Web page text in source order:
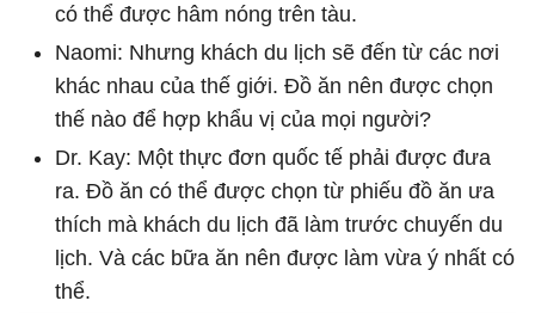
có thể được hâm nóng trên tàu.
Naomi: Nhưng khách du lịch sẽ đến từ các nơi
khác nhau của thế giới. Đồ ăn nên được chọn
thế nào để hợp khẩu vị của mọi người?
Dr. Kay: Một thực đơn quốc tế phải được đưa
ra. Đồ ăn có thể được chọn từ phiếu đồ ăn ưa
thích mà khách du lịch đã làm trước chuyến du
lịch. Và các bữa ăn nên được làm vừa ý nhất có
thể.